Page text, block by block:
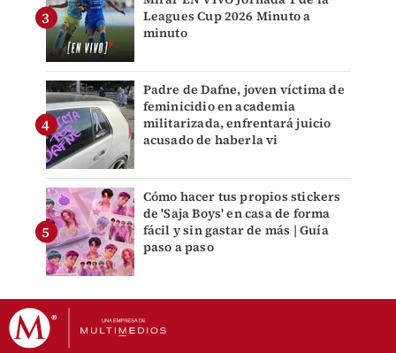
Leagues Cup 2026 Minuto a
minuto
Padre de Dafne, joven víctima de
feminicidio en academia
militarizada, enfrentará juicio
acusado de haberla vi
Cómo hacer tus propios stickers
de 'Saja Boys' en casa de forma
fácil y sin gastar de más | Guía
paso a paso